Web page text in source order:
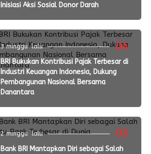
Inisiasi Aksi Sosial Donor Darah
04
3 minggu lalu
BRI Bukukan Kontribusi Pajak Terbesar di
Industri Keuangan Indonesia, Dukung
Pembangunan Nasional Bersama
Danantara
05
2 minggu lalu
Bank BRI Mantapkan Diri sebagai Salah